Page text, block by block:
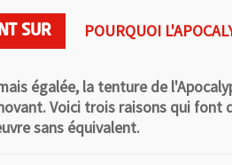
POURQUOI
égalée, la tenture de
Voici trois raisons qui font
sans équivalent.